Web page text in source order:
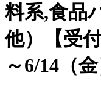
料系,食品
他）【受
～6/14（金